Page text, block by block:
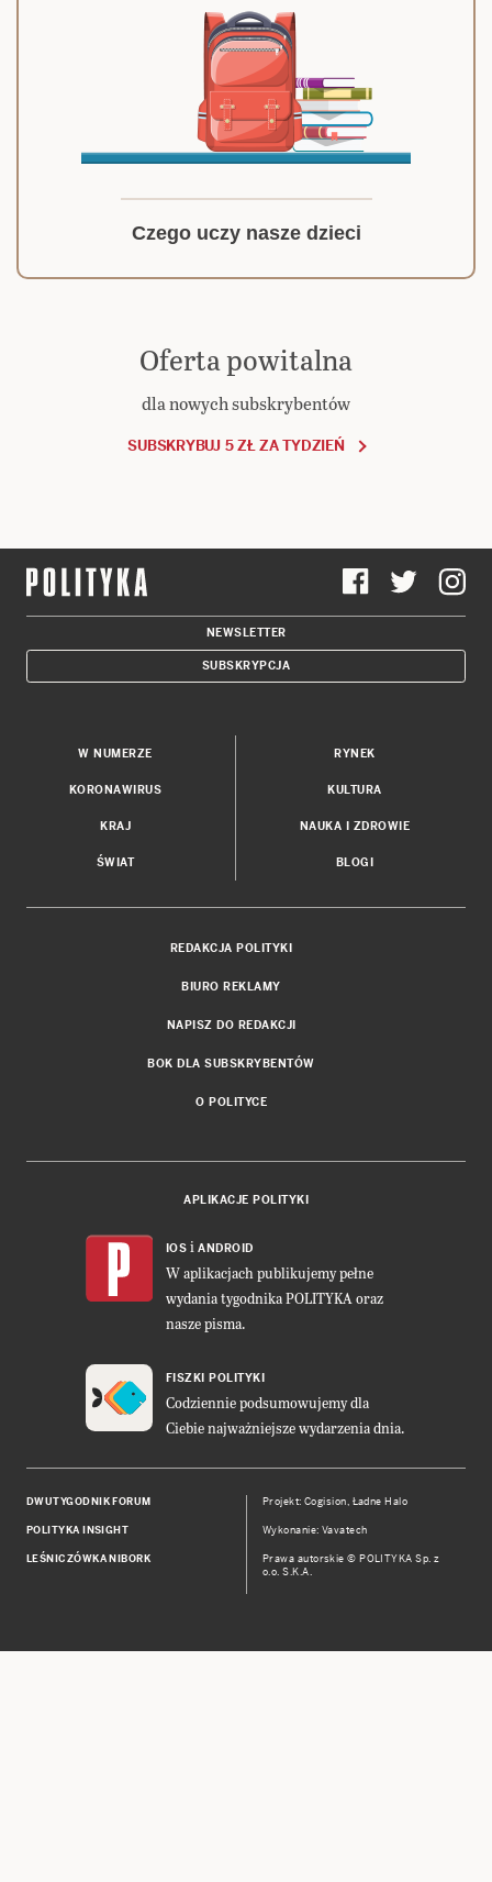
Czego uczy nasze dzieci
Oferta powitalna
dla nowych subskrybentów
SUBSKRYBUJ 5 ZŁ ZA TYDZIEŃ
NEWSLETTER
SUBSKRYPCJA
W NUMERZE
KORONAWIRUS
KRAJ
ŚWIAT
RYNEK
KULTURA
NAUKA I ZDROWIE
BLOGI
REDAKCJA POLITYKI
BIURO REKLAMY
NAPISZ DO REDAKCJI
BOK DLA SUBSKRYBENTÓW
O POLITYCE
APLIKACJE POLITYKI
IOS i ANDROID
W aplikacjach publikujemy pełne
wydania tygodnika POLITYKA oraz
nasze pisma.
FISZKI POLITYKI
Codziennie podsumowujemy dla
Ciebie najważniejsze wydarzenia dnia.
DWUTYGODNIK FORUM
POLITYKA INSIGHT
LEŚNICZÓWKA NIBORK
Projekt:Cogision, Ładne Halo
Wykonanie: Vavatech
Prawa autorskie © POLITYKA Sp. z
o.o. S.K.A.